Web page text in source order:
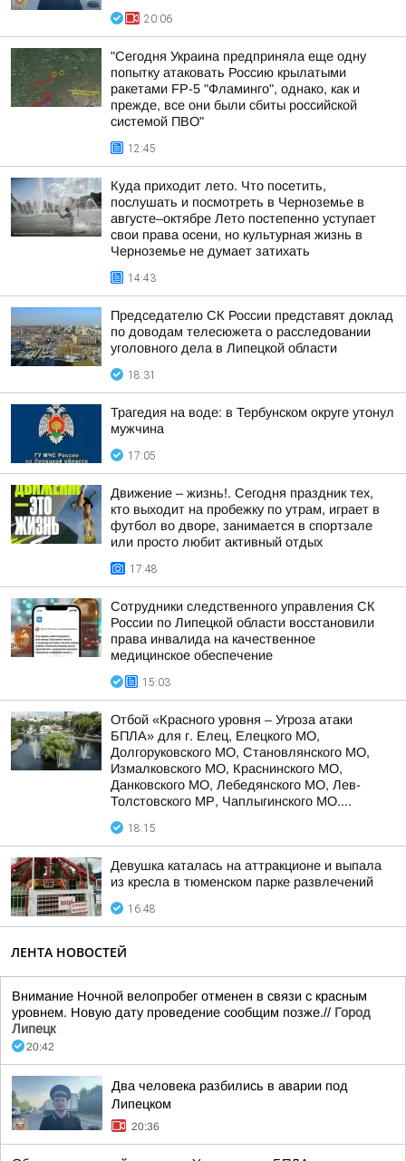
20:06
"Сегодня Украина предприняла еще одну
попытку атаковать Россию крылатыми
ракетами FP-5 "Фламинго", однако, как и
прежде, все они были сбиты российской
системой ПВО"
12:45
Куда приходит лето. Что посетить,
послушать и посмотреть в Черноземье в
августе–октябре Лето постепенно уступает
свои права осени, но культурная жизнь в
Черноземье не думает затихать
14:43
Председателю СК России представят доклад
по доводам телесюжета о расследовании
уголовного дела в Липецкой области
18:31
Трагедия на воде: в Тербунском округе утонул
мужчина
17:05
Движение – жизнь!. Сегодня праздник тех,
кто выходит на пробежку по утрам, играет в
футбол во дворе, занимается в спортзале
или просто любит активный отдых
17:48
Сотрудники следственного управления СК
России по Липецкой области восстановили
права инвалида на качественное
медицинское обеспечение
15:03
Отбой «Красного уровня – Угроза атаки
БПЛА» для г. Елец, Елецкого МО,
Долгоруковского МО, Становлянского МО,
Измалковского МО, Краснинского МО,
Данковского МО, Лебедянского МО, Лев-
Толстовского МР, Чаплыгинского МО....
18:15
Девушка каталась на аттракционе и выпала
из кресла в тюменском парке развлечений
16:48
ЛЕНТА НОВОСТЕЙ
Внимание Ночной велопробег отменен в связи с красным
уровнем. Новую дату проведение сообщим позже.// Город
Липецк
20:42
Два человека разбились в аварии под
Липецком
20:36